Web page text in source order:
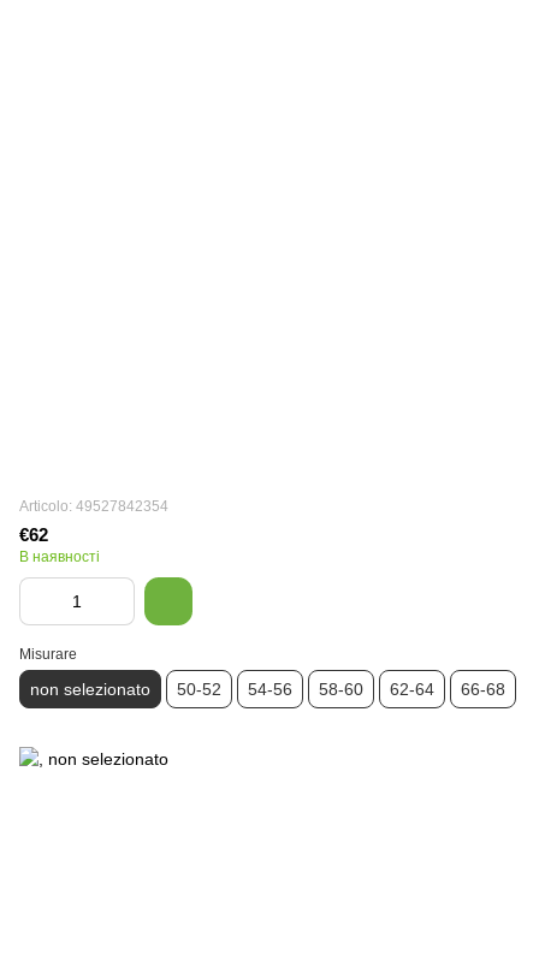
Articolo: 49527842354
€62
В наявності
Misurare
non selezionato 50-52 54-56 58-60 62-64 66-68